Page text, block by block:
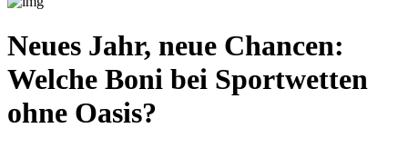
Neues Jahr, neue Chancen:
Welche Boni bei Sportwetten
ohne Oasis?